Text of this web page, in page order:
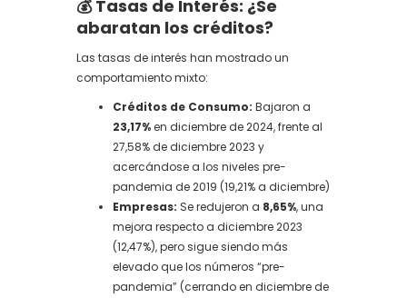
💰 Tasas de Interés: ¿Se
abaratan los créditos?
Las tasas de interés han mostrado un
comportamiento mixto:
Créditos de Consumo: Bajaron a
23,17%en diciembre de 2024, frente al
27,58% de diciembre 2023 y
acercándose a los niveles pre-
pandemia de 2019 (19,21% a diciembre)
Empresas: Se redujeron a 8,65%, una
mejora respecto a diciembre 2023
(12,47%), pero sigue siendo más
elevado que los números “pre-
pandemia” (cerrando en diciembre de